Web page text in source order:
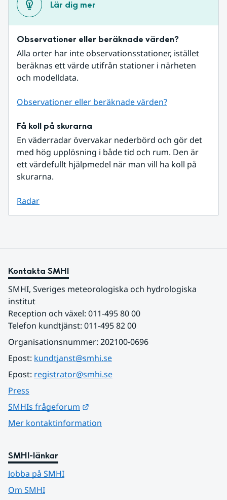
Lär dig mer
Observationer eller beräknade värden?
Alla orter har inte observationsstationer, istället
beräknas ett värde utifrån stationer i närheten
och modelldata.
Observationer eller beräknade värden?
Få koll på skurarna
En väderradar övervakar nederbörd och gör det
med hög upplösning i både tid och rum. Den är
ett värdefullt hjälpmedel när man vill ha koll på
skurarna.
Radar
Kontakta SMHI
SMHI, Sveriges meteorologiska och hydrologiska
institut
Reception och växel: 011-495 80 00
Telefon kundtjänst: 011-495 82 00
Organisationsnummer: 202100-0696
Epost: kundtjanst@smhi.se
Epost: registrator@smhi.se
Press
SMHIs frågeforum
Mer kontaktinformation
SMHI-länkar
Jobba på SMHI
Om SMHI